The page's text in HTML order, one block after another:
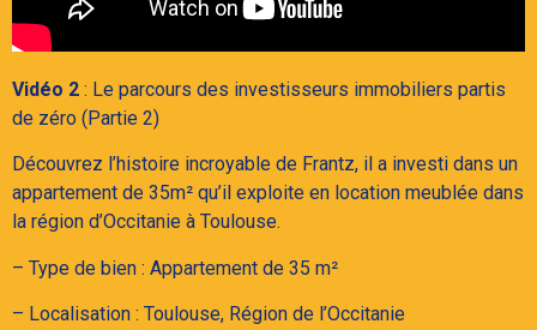
Vidéo 2 : Le parcours des investisseurs immobiliers partis
de zéro (Partie 2)
Découvrez l’histoire incroyable de Frantz, il a investi dans un
appartement de 35m² qu’il exploite en location meublée dans
la région d’Occitanie à Toulouse.
– Type de bien : Appartement de 35 m²
– Localisation : Toulouse, Région de l’Occitanie